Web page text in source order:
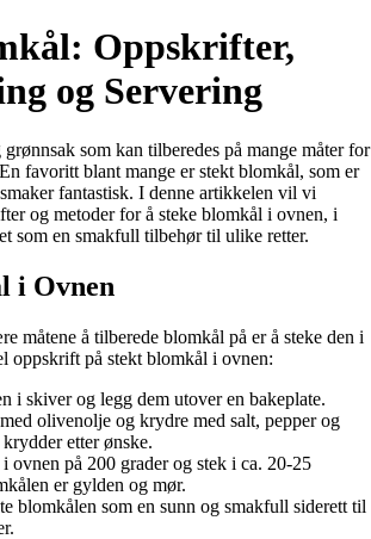
Oppskrifter,
og Servering
som kan tilberedes på mange måter for
favoritt blant mange er stekt blomkål, som er
fantastisk. I denne artikkelen vil vi
og metoder for å steke blomkål i ovnen, i
som en smakfull tilbehør til ulike retter.
i Ovnen
måtene å tilberede blomkål på er å steke den i
oppskrift på stekt blomkål i ovnen:
i skiver og legg dem utover en bakeplate.
olivenolje og krydre med salt, pepper og
etter ønske.
i ovnen på 200 grader og stek i ca. 20-25
er gylden og mør.
blomkålen som en sunn og smakfull siderett til